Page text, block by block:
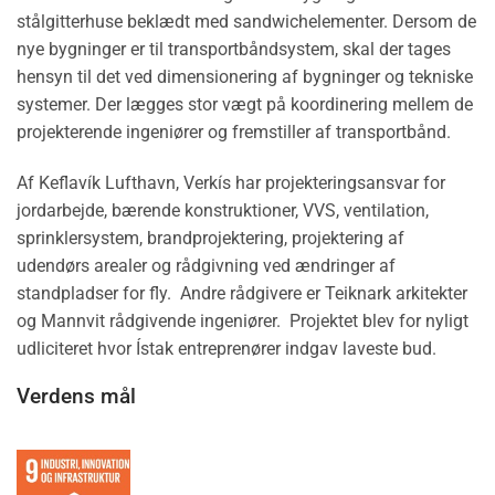
stålgitterhuse beklædt med sandwichelementer. Dersom de
nye bygninger er til transportbåndsystem, skal der tages
hensyn til det ved dimensionering af bygninger og tekniske
systemer. Der lægges stor vægt på koordinering mellem de
projekterende ingeniører og fremstiller af transportbånd.
Af Keflavík Lufthavn, Verkís har projekteringsansvar for
jordarbejde, bærende konstruktioner, VVS, ventilation,
sprinklersystem, brandprojektering, projektering af
udendørs arealer og rådgivning ved ændringer af
standpladser for fly. Andre rådgivere er Teiknark arkitekter
og Mannvit rådgivende ingeniører. Projektet blev for nyligt
udliciteret hvor Ístak entreprenører indgav laveste bud.
Verdens mål